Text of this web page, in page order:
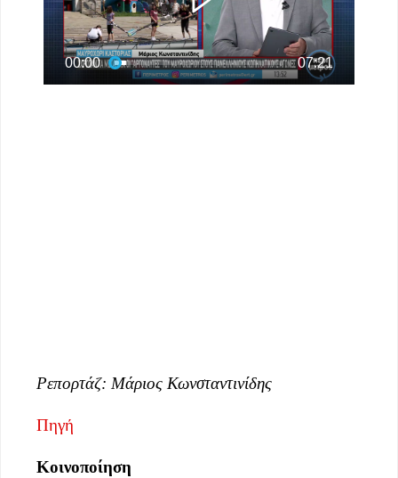
Ρεπορτάζ: Μάριος Κωνσταντινίδης
Πηγή
Κοινοποίηση